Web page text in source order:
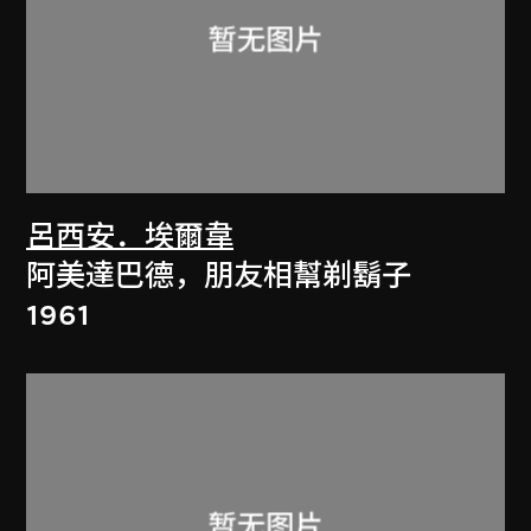
呂西安．埃爾韋
阿美達巴德，朋友相幫剃鬍子
1961